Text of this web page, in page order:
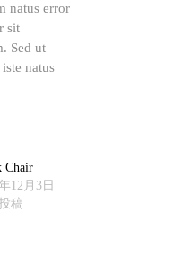
natus error
sit
Sed ut
natus
Chair
12月3日
稿